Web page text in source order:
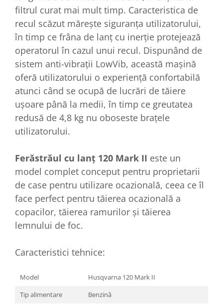
filtrul curat mai mult timp. Caracteristica de
recul scăzut mărește siguranța utilizatorului,
în timp ce frâna de lanț cu inerție protejează
operatorul în cazul unui recul. Dispunând de
sistem anti-vibrații LowVib, această mașină
oferă utilizatorului o experiență confortabilă
atunci când se ocupă de lucrări de tăiere
ușoare până la medii, în timp ce greutatea
redusă de 4,8 kg nu oboseste brațele
utilizatorului.
Ferăstrăul cu lanț 120 Mark II este un
model complet conceput pentru proprietarii
de case pentru utilizare ocazională, ceea ce îl
face perfect pentru tăierea ocazională a
copacilor, tăierea ramurilor și tăierea
lemnului de foc.
Caracteristici tehnice:
Model
Husqvarna 120 Mark II
Tip alimentare
Benzină